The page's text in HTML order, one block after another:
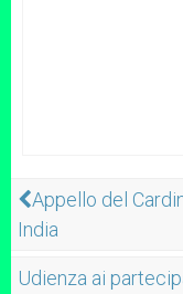
Appello del
India
Udienza ai